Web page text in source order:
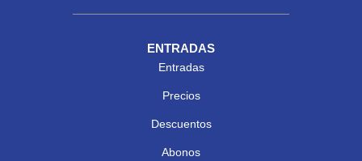
ENTRADAS
Entradas
Precios
Descuentos
Abonos